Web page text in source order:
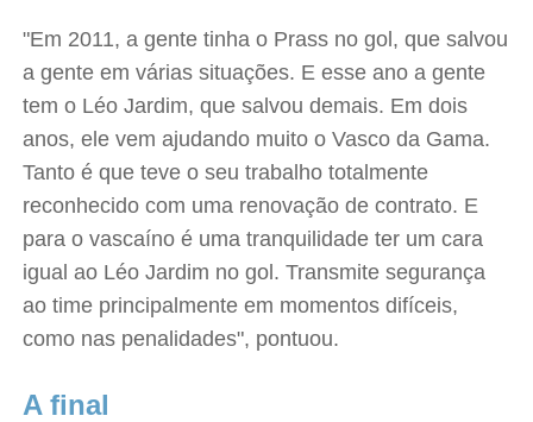
"Em 2011, a gente tinha o Prass no gol, que salvou
a gente em várias situações. E esse ano a gente
tem o Léo Jardim, que salvou demais. Em dois
anos, ele vem ajudando muito o Vasco da Gama.
Tanto é que teve o seu trabalho totalmente
reconhecido com uma renovação de contrato. E
para o vascaíno é uma tranquilidade ter um cara
igual ao Léo Jardim no gol. Transmite segurança
ao time principalmente em momentos difíceis,
como nas penalidades", pontuou.
A final